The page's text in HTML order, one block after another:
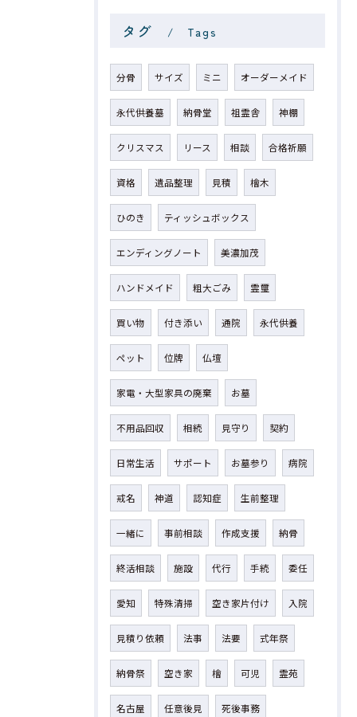
タグ Tags
分骨 サイズ ミニ オーダーメイド
永代供養墓 納骨堂 祖霊舎 神棚
クリスマス リース 相談 合格祈願
資格 遺品整理 見積 檜木
ひのき ティッシュボックス
エンディングノート 美濃加茂
ハンドメイド 粗大ごみ 霊璽
買い物 付き添い 通院 永代供養
ペット 位牌 仏壇
家電・大型家具の廃棄 お墓
不用品回収 相続 見守り 契約
日常生活 サポート お墓参り 病院
戒名 神道 認知症 生前整理
一緒に 事前相談 作成支援 納骨
終活相談 施設 代行 手続 委任
愛知 特殊清掃 空き家片付け 入院
見積り依頼 法事 法要 式年祭
納骨祭 空き家 檜 可児 霊苑
名古屋 任意後見 死後事務